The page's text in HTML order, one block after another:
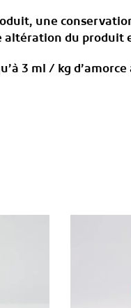
une
altération du produit
3 ml / kg d’amorce